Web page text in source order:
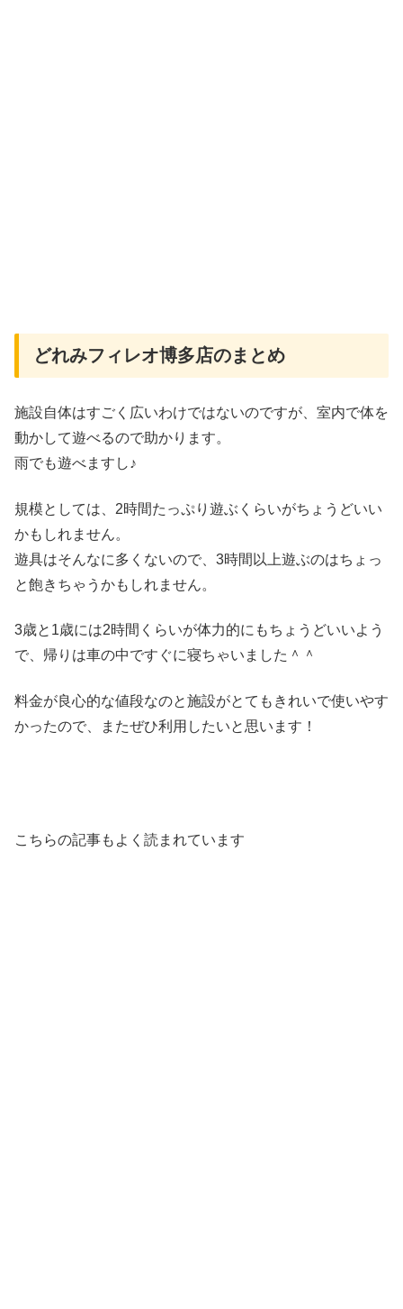
どれみフィレオ博多店のまとめ
施設自体はすごく広いわけではないのですが、室内で体を
動かして遊べるので助かります。
雨でも遊べますし♪
規模としては、2時間たっぷり遊ぶくらいがちょうどいい
かもしれません。
遊具はそんなに多くないので、3時間以上遊ぶのはちょっ
と飽きちゃうかもしれません。
3歳と1歳には2時間くらいが体力的にもちょうどいいよう
で、帰りは車の中ですぐに寝ちゃいました＾＾
料金が良心的な値段なのと施設がとてもきれいで使いやす
かったので、またぜひ利用したいと思います！
こちらの記事もよく読まれています